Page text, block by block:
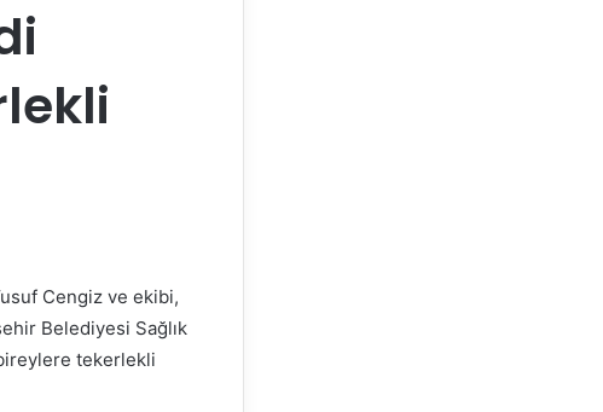
Cengiz ve ekibi,
Belediyesi Sağlık
tekerlekli